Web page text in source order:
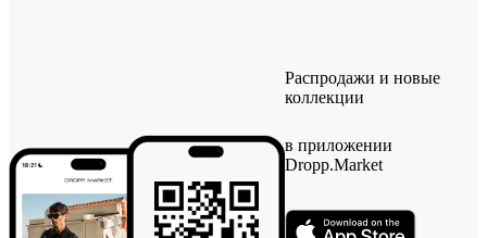
Распродажи и новые
коллекции
в приложении
Dropp.Market